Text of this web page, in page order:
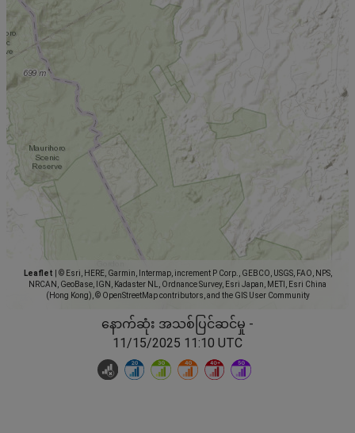
Leaflet
© Esri, HERE, Garmin, Intermap, increment P Corp., GEBCO, USGS, FAO, NPS,
NRCAN, GeoBase, IGN, Kadaster NL, Ordnance Survey, Esri Japan, METI, Esri China
(Hong Kong), © OpenStreetMap contributors, and the GIS User Community
နောက်ဆုံး အသစ်ပြင်ဆင်မှု -
11/15/2025 11:10 UTC